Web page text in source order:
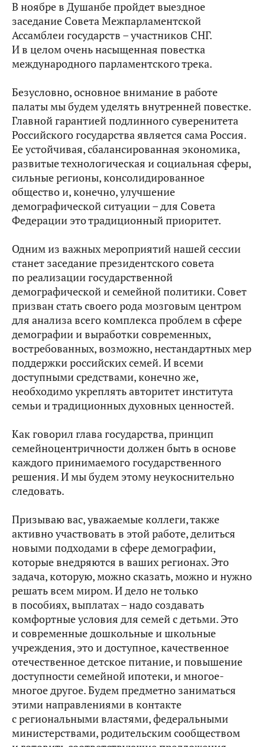
В ноябре в Душанбе пройдет выездное
заседание Совета Межпарламентской
Ассамблеи государств – участников СНГ.
И в целом очень насыщенная повестка
международного парламентского трека.
Безусловно, основное внимание в работе
палаты мы будем уделять внутренней повестке.
Главной гарантией подлинного суверенитета
Российского государства является сама Россия.
Ее устойчивая, сбалансированная экономика,
развитые технологическая и социальная сферы,
сильные регионы, консолидированное
общество и, конечно, улучшение
демографической ситуации – для Совета
Федерации это традиционный приоритет.
Одним из важных мероприятий нашей сессии
станет заседание президентского совета
по реализации государственной
демографической и семейной политики. Совет
призван стать своего рода мозговым центром
для анализа всего комплекса проблем в сфере
демографии и выработки современных,
востребованных, возможно, нестандартных мер
поддержки российских семей. И всеми
доступными средствами, конечно же,
необходимо укреплять авторитет института
семьи и традиционных духовных ценностей.
Как говорил глава государства, принцип
семейноцентричности должен быть в основе
каждого принимаемого государственного
решения. И мы будем этому неукоснительно
следовать.
Призываю вас, уважаемые коллеги, также
активно участвовать в этой работе, делиться
новыми подходами в сфере демографии,
которые внедряются в ваших регионах. Это
задача, которую, можно сказать, можно и нужно
решать всем миром. И дело не только
в пособиях, выплатах – надо создавать
комфортные условия для семей с детьми. Это
и современные дошкольные и школьные
учреждения, это и доступное, качественное
отечественное детское питание, и повышение
доступности семейной ипотеки, и многое-
многое другое. Будем предметно заниматься
этими направлениями в контакте
с региональными властями, федеральными
министерствами, родительским сообществом